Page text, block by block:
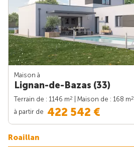
Maison à
Lignan-de-Bazas (33)
Terrain de : 1146 m2 | Maison de : 168 m2
à partir de 422 542 €
Roaillan